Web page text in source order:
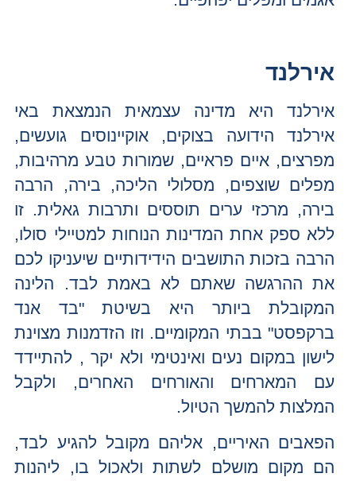
אירלנד
אירלנד היא מדינה עצמאית הנמצאת באי
אירלנד הידועה בצוקים, אוקיינוסים גועשים,
מפרצים, איים פראיים, שמורות טבע מרהיבות,
מפלים שוצפים, מסלולי הליכה, בירה, הרבה
בירה, מרכזי ערים תוססים ותרבות גאלית. זו
ללא ספק אחת המדינות הנוחות למטיילי סולו,
הרבה בזכות התושבים הידידותיים שיעניקו לכם
את ההרגשה שאתם לא באמת לבד. הלינה
המקובלת ביותר היא בשיטת "בד אנד
ברקפסט" בבתי המקומיים. וזו הזדמנות מצוינת
לישון במקום נעים ואינטימי ולא יקר , להתיידד
עם המארחים והאורחים האחרים, ולקבל
המלצות להמשך הטיול.
הפאבים האיריים, אליהם מקובל להגיע לבד,
הם מקום מושלם לשתות ולאכול בו, ליהנות